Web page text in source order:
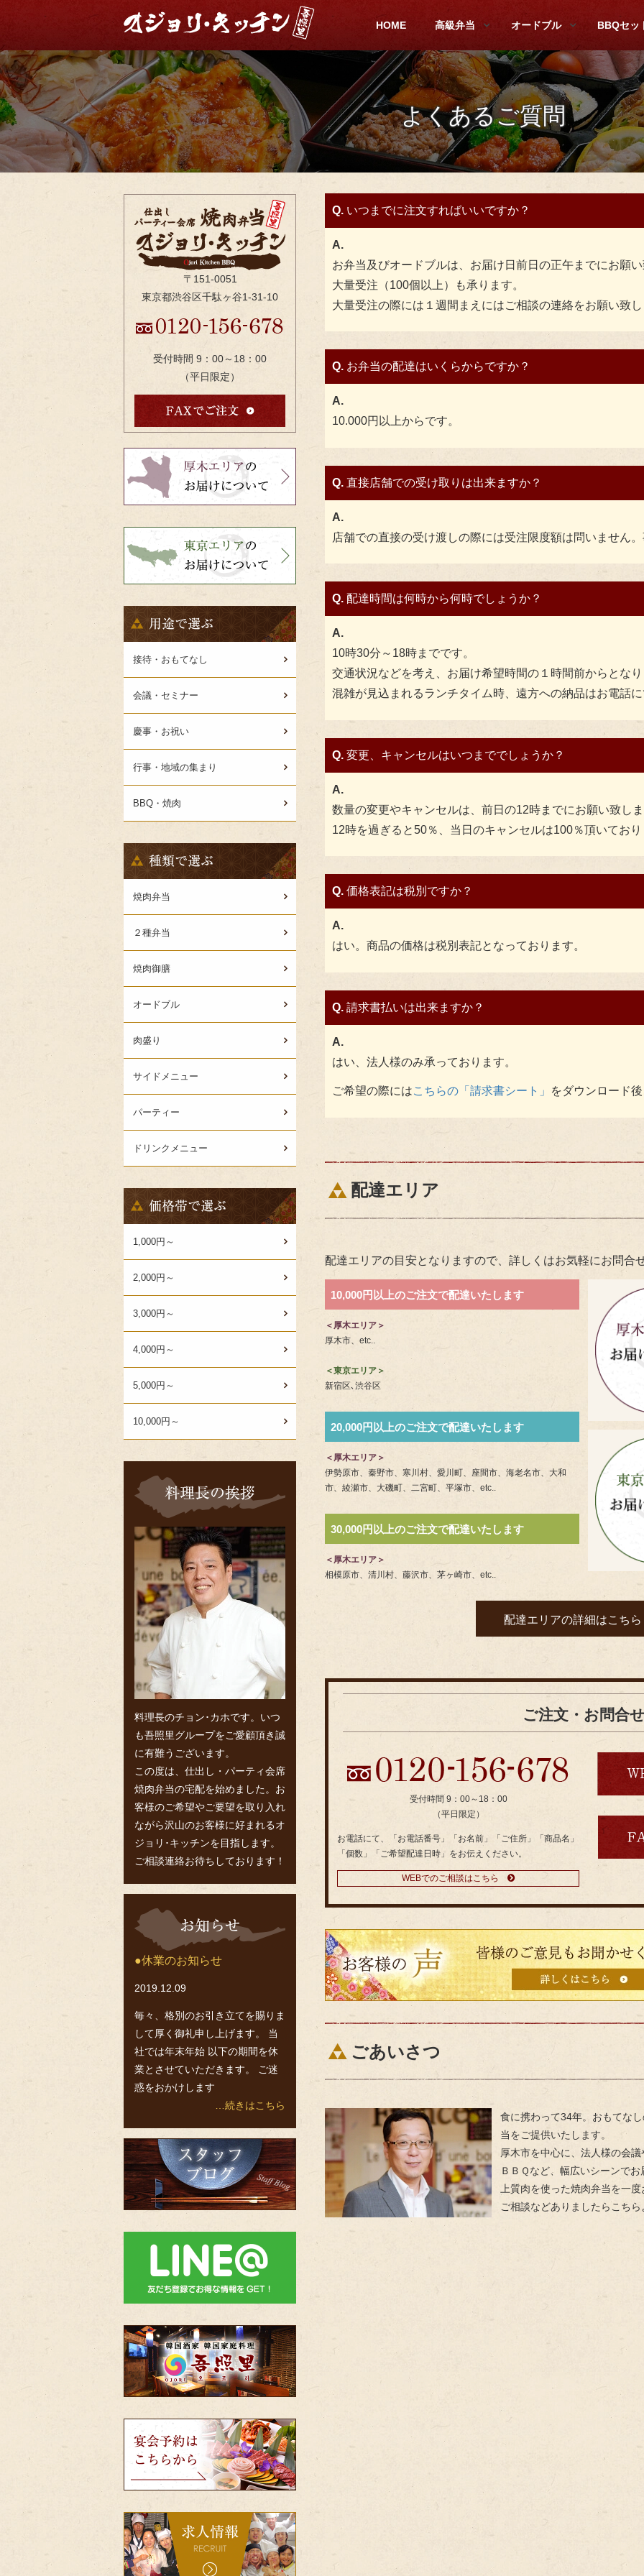
テ
ン
ツ
へ
ス
キ
ッ
プ
HOME 高級弁当 オードブル BBQセッ
よくあるご質問
Q. いつまでに注文すればいいですか？
A.
お弁当及びオードブルは、お届け日前日の正午までにお願
大量受注（100個以上）も承ります。
大量受注の際には１週間まえにはご相談の連絡をお願い致
Q. お弁当の配達はいくらからですか？
A.
10.000円以上からです。
Q. 直接店舗での受け取りは出来ますか？
A.
店舗での直接の受け渡しの際には受注限度額は問いません
Q. 配達時間は何時から何時でしょうか？
A.
10時30分～18時までです。
交通状況などを考え、お届け希望時間の１時間前からとな
混雑が見込まれるランチタイム時、遠方への納品はお電話
Q. 変更、キャンセルはいつまででしょうか？
A.
数量の変更やキャンセルは、前日の12時までにお願い致し
12時を過ぎると50％、当日のキャンセルは100％頂いてお
Q. 価格表記は税別ですか？
A.
はい。商品の価格は税別表記となっております。
Q. 請求書払いは出来ますか？
A.
はい、法人様のみ承っております。
ご希望の際にはこちらの「請求書シート」 をダウンロード
配達エリア
配達エリアの目安となりますので、詳しくはお気軽にお問合
10,000円以上のご注文で配達いたします
＜厚木エリア＞
厚木市、etc..
＜東京エリア＞
新宿区､渋谷区
20,000円以上のご注文で配達いたします
＜厚木エリア＞
伊勢原市、秦野市、寒川村、愛川町、座間市、海老名市、大和
市、綾瀬市、大磯町、二宮町、平塚市、etc..
30,000円以上のご注文で配達いたします
＜厚木エリア＞
相模原市、清川村、藤沢市、茅ヶ崎市、etc..
配達エリアの詳細はこちら
ご注文・お問合
受付時間 9：00～18：00
（平日限定）
お電話にて、「お電話番号」「お名前」「ご住所」「商品名」
「個数」「ご希望配達日時」をお伝えください。
WEBでのご相談はこちら
皆
様
の
ご
見
も
お
聞
せ
く
だ
さ
い。
ごあいさつ
食に携わって34年。おもてな
当をご提供いたします。
厚木市を中心に、法人様の会
ＢＢＱなど、幅広いシーンで
上質肉を使った焼肉弁当を一
ご相談などありましたらこち
〒151-0051
東京都渋谷区千駄ヶ谷1-31-10
受付時間 9：00～18：00
（平日限定）
atsugi-
side
tokyo-
side
途
で
選
ぶ
接待・おもてなし
会議・セミナー
慶事・お祝い
行事・地域の集まり
BBQ・焼肉
類
で
選
ぶ
焼肉弁当
２種弁当
焼肉御膳
オードブル
肉盛り
サイドメニュー
パーティー
ドリンクメニュー
格
帯
で
選
ぶ
1,000円～
2,000円～
3,000円～
4,000円～
5,000円～
10,000円～
料
理
の
挨
料理長のチョン･カホです。いつ
も吾照里グループをご愛顧頂き誠
に有難うございます。
この度は、仕出し・パーティ会席
焼肉弁当の宅配を始めました。お
客様のご希望やご要望を取り入れ
ながら沢山のお客様に好まれるオ
ジョリ･キッチンを目指します。
ご相談連絡お待ちしております！
お
知
せ休業のお知らせ
2019.12.09
毎々、格別のお引き立てを賜りま
して厚く御礼申し上げます。 当
社では年末年始 以下の期間を休
業とさせていただきます。 ご迷
惑をおかけします
…続きはこちら
ス
タ
ッ
フ
ブ
グ
韓
国
酒
家・
韓
家
料
理
照
（オ
ジ
ョ
リ）
会
は
ち
ら
か
ら
bnr-
recruit